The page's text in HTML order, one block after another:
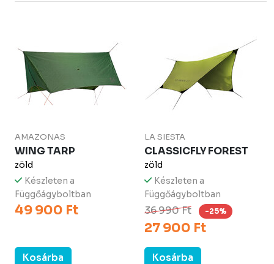
AMAZONAS
WING TARP
zöld
Készleten a
Függőágyboltban
49 900 Ft
Kosárba
LA SIESTA
CLASSICFLY FOREST
zöld
Készleten a
Függőágyboltban
36 990 Ft -25%
27 900 Ft
Kosárba